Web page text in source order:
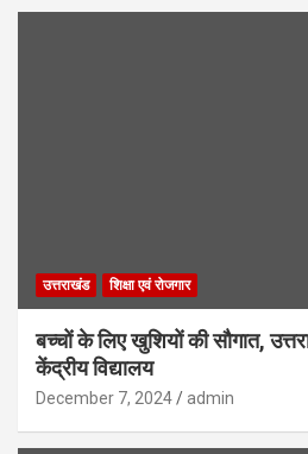
उत्तराखंड शिक्षा एवं रोजगार
बच्चों के लिए खुशियों की सौगात,
केंद्रीय विद्यालय
December 7, 2024 admin